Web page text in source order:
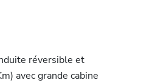
réversible et
avec grande cabine